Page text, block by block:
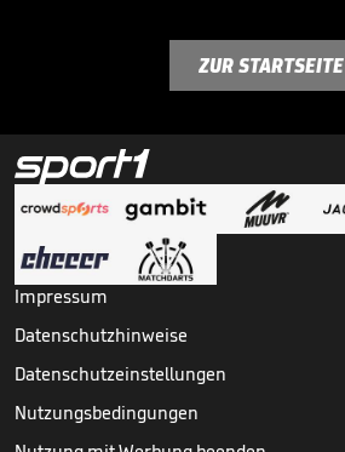
ZUR STARTSEITE
Impressum
Datenschutzhinweise
Datenschutzeinstellungen
Nutzungsbedingungen